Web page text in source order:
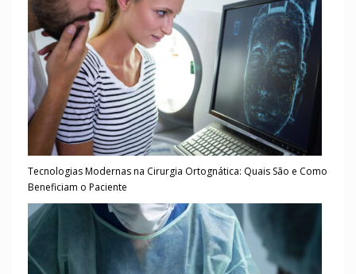
Tecnologias Modernas na Cirurgia Ortognática: Quais São e Como
Beneficiam o Paciente